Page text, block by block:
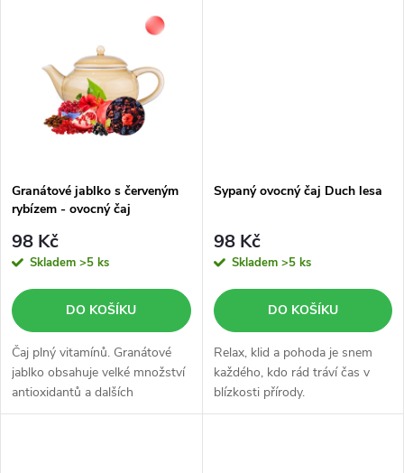
Granátové jablko s červeným
rybízem - ovocný čaj
98 Kč
Skladem >5 ks
DO KOŠÍKU
Čaj plný vitamínů. Granátové
jablko obsahuje velké množství
antioxidantů a dalších
prospěšných látek pro tělo.
Sypaný ovocný čaj Duch lesa
98 Kč
Skladem >5 ks
DO KOŠÍKU
Relax, klid a pohoda je snem
každého, kdo rád tráví čas v
blízkosti přírody.